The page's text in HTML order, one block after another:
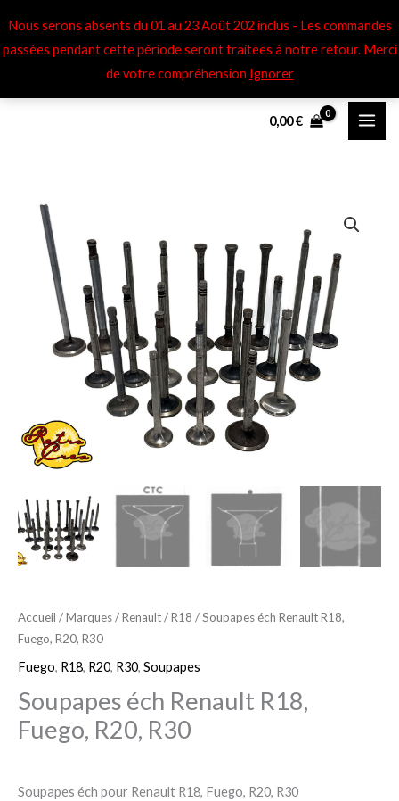
Nous serons absents du 01 au 23 Août 202 inclus - Les commandes
passées pendant cette période seront traitées à notre retour​. Merci
de votre compréhension Ignorer
au
contenu
0,00€
Accueil /Marques/Renault/R18 / Soupapes éch Renault R18,
Fuego, R20, R30
Fuego, R18, R20, R30, Soupapes
Soupapes éch Renault R18,
Fuego, R20, R30
Soupapes éch pour Renault R18, Fuego, R20, R30